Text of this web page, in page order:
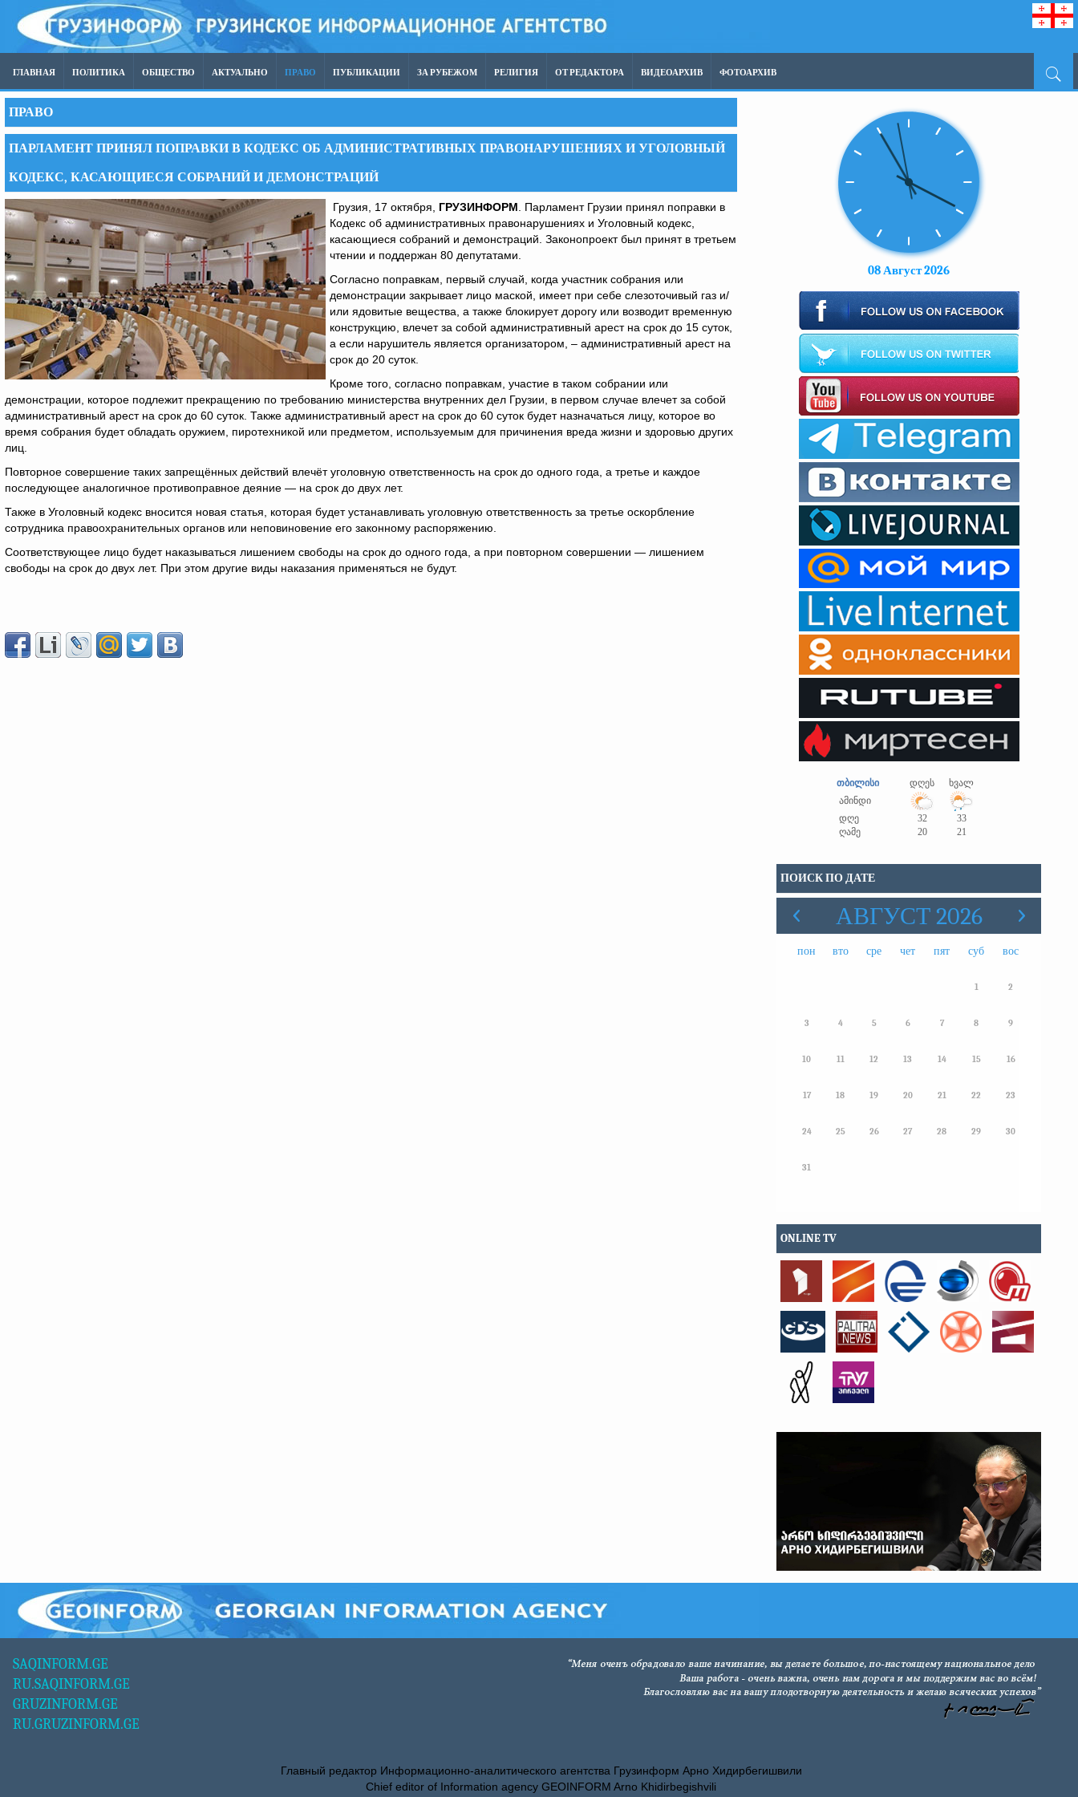
ГЛАВНАЯ ПОЛИТИКА ОБЩЕСТВО АКТУАЛЬНО ПРАВО ПУБЛИКАЦИИ ЗА РУБЕЖОМ РЕЛИГИЯ ОТ РЕДАКТОРА ВИДЕОАРХИВ ФОТОАРХИВ
ПРАВО
ПАРЛАМЕНТ ПРИНЯЛ ПОПРАВКИ В КОДЕКС ОБ АДМИНИСТРАТИВНЫХ ПРАВОНАРУШЕНИЯХ И УГОЛОВНЫЙ
КОДЕКС, КАСАЮЩИЕСЯ СОБРАНИЙ И ДЕМОНСТРАЦИЙ
Грузия, 17 октября, ГРУЗИНФОРМ . Парламент Грузии принял поправки в
Кодекс об административных правонарушениях и Уголовный кодекс,
касающиеся собраний и демонстраций. Законопроект был принят в третьем
чтении и поддержан 80 депутатами.
Согласно поправкам, первый случай, когда участник собрания или
демонстрации закрывает лицо маской, имеет при себе слезоточивый газ и/
или ядовитые вещества, а также блокирует дорогу или возводит временную
конструкцию, влечет за собой административный арест на срок до 15 суток,
а если нарушитель является организатором, – административный арест на
срок до 20 суток.
Кроме того, согласно поправкам, участие в таком собрании или
демонстрации, которое подлежит прекращению по требованию министерства внутренних дел Грузии, в первом случае влечет за собой
административный арест на срок до 60 суток. Также административный арест на срок до 60 суток будет назначаться лицу, которое во
время собрания будет обладать оружием, пиротехникой или предметом, используемым для причинения вреда жизни и здоровью других
лиц.
Повторное совершение таких запрещённых действий влечёт уголовную ответственность на срок до одного года, а третье и каждое
последующее аналогичное противоправное деяние — на срок до двух лет.
Также в Уголовный кодекс вносится новая статья, которая будет устанавливать уголовную ответственность за третье оскорбление
сотрудника правоохранительных органов или неповиновение его законному распоряжению.
Соответствующее лицо будет наказываться лишением свободы на срок до одного года, а при повторном совершении — лишением
свободы на срок до двух лет. При этом другие виды наказания применяться не будут.
08 Август 2026
თბილისი დღეს
ხვალ
ამინდი
დღე
32
33
ღამე
20 21
ПОИСК ПО ДАТЕ
АВГУСТ 2026
пон вто сре чет пят суб вос
1 2
3 4 5 6 7 8 9
10 11 12 13 14 15 16
17 18 19 20 21 22 23
24 25 26 27 28 29 30
31
ONLINE TV
SAQINFORM.GE
RU.SAQINFORM.GE
GRUZINFORM.GE
RU.GRUZINFORM.GE
Главный редактор Информационно-аналитического агентства Грузинформ Арно Хидирбегишвили
Chief editor of Information agency GEOINFORM Arno Khidirbegishvili